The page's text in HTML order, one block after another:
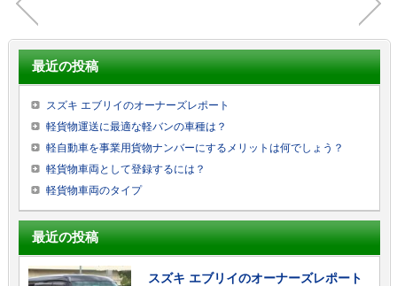
最近の投稿
スズキ エブリイのオーナーズレポート
軽貨物運送に最適な軽バンの車種は？
軽自動車を事業用貨物ナンバーにするメリットは何でしょう？
軽貨物車両として登録するには？
軽貨物車両のタイプ
最近の投稿
スズキ エブリイのオーナーズレポート